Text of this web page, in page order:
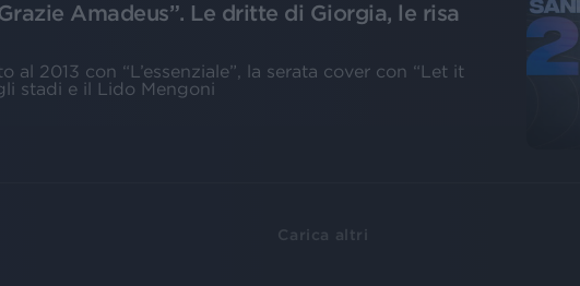
Amadeus”. Le dritte di Giorgia, le risa
al 2013 con “L’essenziale”, la serata cover con “Let it
stadi e il Lido Mengoni
Carica altri